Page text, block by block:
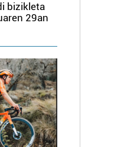
bizikleta
29an